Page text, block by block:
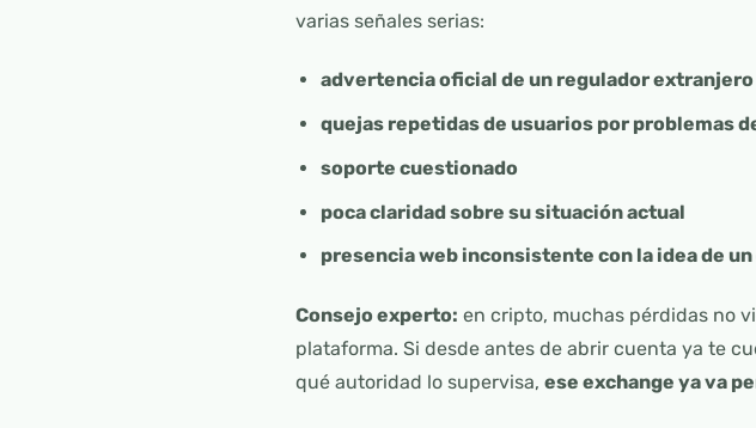
varias señales serias:
advertencia oficial de un regulador extranjero
quejas repetidas de usuarios por problemas
soporte cuestionado
poca claridad sobre su situación actual
presencia web inconsistente con la idea de
Consejo experto: en cripto, muchas pérdidas no
plataforma. Si desde antes de abrir cuenta ya te
qué autoridad lo supervisa, ese exchange ya va